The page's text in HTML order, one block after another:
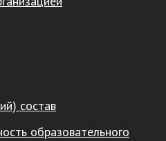
состав
образовательного